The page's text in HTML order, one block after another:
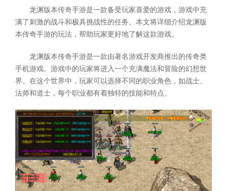
龙渊版本传奇手游是一款备受玩家喜爱的游戏，游戏中充
满了刺激的战斗和极具挑战性的任务。本文将详细介绍龙渊版
本传奇手游的玩法，帮助玩家更好地了解这款游戏。
龙渊版本传奇手游是一款由著名游戏开发商推出的传奇类
手机游戏。游戏中的玩家将进入一个充满魔法和冒险的幻想世
界。在这个世界中，玩家可以选择不同的职业角色，如战士、
法师和道士，每个职业都有着独特的技能和特点。